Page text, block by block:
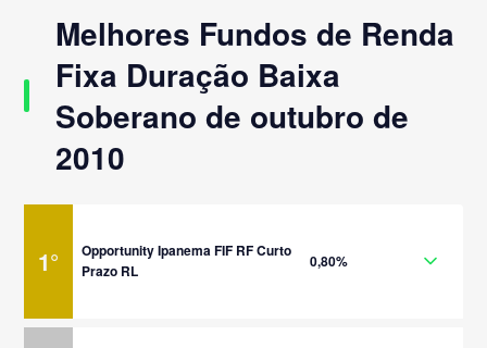
Melhores Fundos de Renda
Fixa Duração Baixa
Soberano de outubro de
2010
1°
Opportunity Ipanema FIF RF Curto
Prazo RL
0,80%